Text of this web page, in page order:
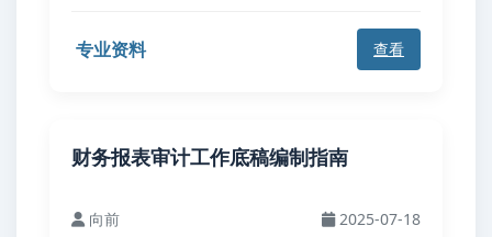
专业资料 查看
财务报表审计工作底稿编制指南
向前 2025-07-18